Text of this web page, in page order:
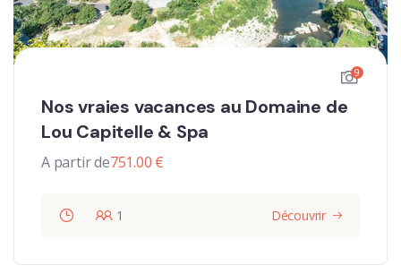
9
Nos vraies vacances au Domaine de
Lou Capitelle & Spa
A partir de751.00 €
1 Découvrir